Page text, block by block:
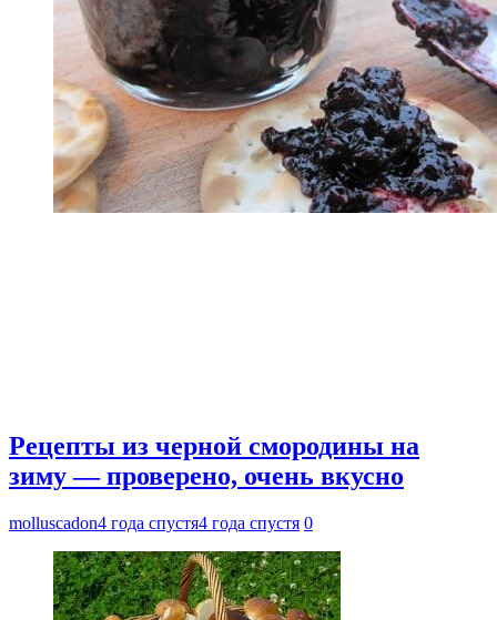
Рецепты из черной смородины на
зиму — проверено, очень вкусно
molluscadon4 года спустя4 года спустя 0